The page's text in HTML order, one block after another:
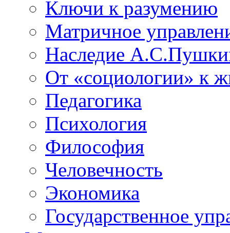
Ключи к разумению
Матричное
Наследие
От «социологии» к
Педагогика
Психология
Философия
Человечность
Экономика
Государственное